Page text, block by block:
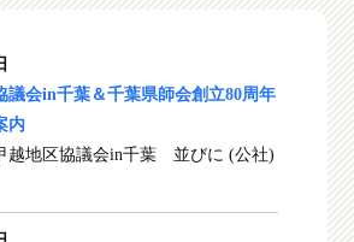
議会in千葉＆千葉県師会創立80周年
内
越地区協議会in千葉 並びに (公社)